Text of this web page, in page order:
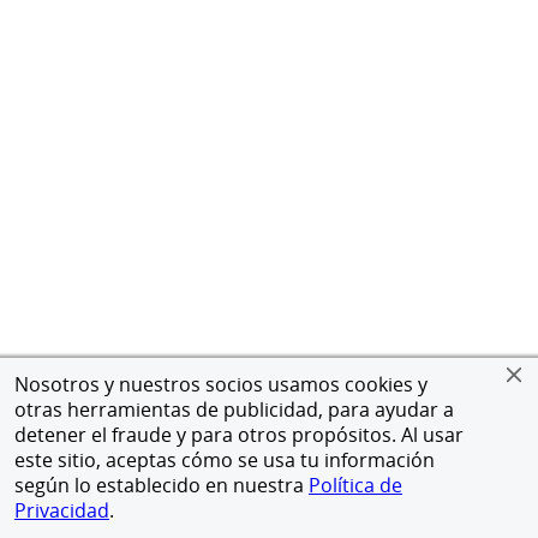
Nosotros y nuestros socios usamos cookies y
otras herramientas de publicidad, para ayudar a
detener el fraude y para otros propósitos. Al usar
este sitio, aceptas cómo se usa tu información
según lo establecido en nuestra Política de
Privacidad.